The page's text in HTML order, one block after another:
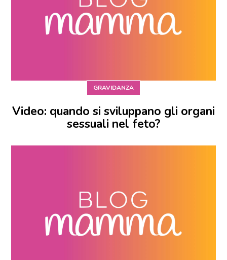
GRAVIDANZA
Video: quando si sviluppano gli organi
sessuali nel feto?